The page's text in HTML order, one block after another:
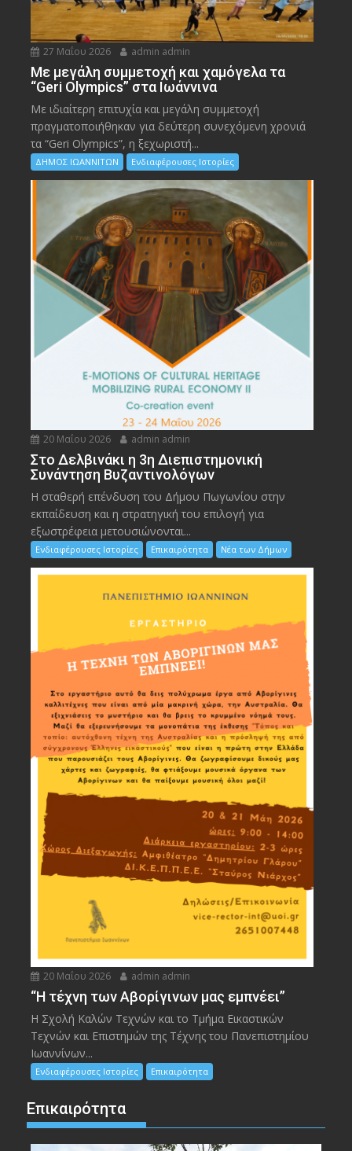
27 Μαΐου 2026 admin admin
Με μεγάλη συμμετοχή και χαμόγελα τα
“Geri Olympics” στα Ιωάννινα
Με ιδιαίτερη επιτυχία και μεγάλη συμμετοχή
πραγματοποιήθηκαν για δεύτερη συνεχόμενη χρονιά
τα “Geri Olympics”, η ξεχωριστή...
ΔΗΜΟΣ ΙΩΑΝΝΙΤΩΝ Ενδιαφέρουσες Ιστορίες
20 Μαΐου 2026 admin admin
Στο Δελβινάκι η 3η Διεπιστημονική
Συνάντηση Βυζαντινολόγων
Η σταθερή επένδυση του Δήμου Πωγωνίου στην
εκπαίδευση και η στρατηγική του επιλογή για
εξωστρέφεια μετουσιώνονται...
Ενδιαφέρουσες Ιστορίες Επικαιρότητα Νέα των Δήμων
20 Μαΐου 2026 admin admin
“Η τέχνη των Αβορίγινων μας εμπνέει”
Η Σχολή Καλών Τεχνών και το Τμήμα Εικαστικών
Τεχνών και Επιστημών της Τέχνης του Πανεπιστημίου
Ιωαννίνων...
Ενδιαφέρουσες Ιστορίες Επικαιρότητα
Επικαιρότητα